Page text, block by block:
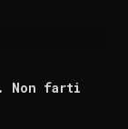
Non farti